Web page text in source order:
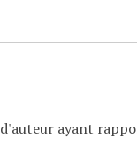
ayant